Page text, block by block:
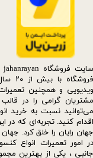
ویدیویی و همچنین
مشتریان گرامی را در
می‌توانید نسبت به خرید
اقدام کنید. تجربه‌ای که در
جهان رایان را خلق کرد.
جانبی ، یکی از بهترین